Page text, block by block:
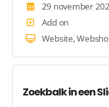
29 november
Add on
Zoekbalk in een